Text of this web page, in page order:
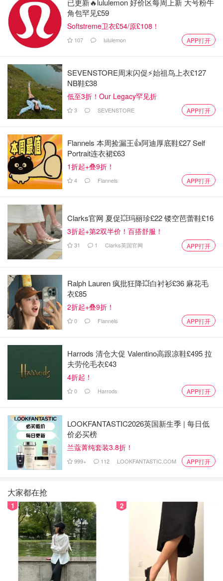
角包罕见£59
Softstreme卫衣£54/原£108！
107 lululemon APP打开
SEVENSTORE周末闪促⚡️始祖鸟上衣£127
NB鞋£38
低至3折！Our Legacy罕见折
3 SEVENSTORE APP打开
Flannels 本周捡漏王👍阿迪厚底鞋£27 Self
Portrait连衣裙£63
1折起+叠9折！
4 Flannels APP打开
Clarks官网 夏促💥玛丽珍£22 镂空芭蕾鞋£16
3折起+第2双半价！百搭舒服！
31 1 Clarks英国官网 APP打开
Ralph Lauren 疯批狂降💥白衬衫£36 麻花毛
衣£85
2折起+叠9折！
0 Flannels APP打开
Harrods 清仓大促 Valentino高跟凉鞋£495 拉
夫劳伦毛衣£43
4折起！
0 Harrods APP打开
LOOKFANTASTIC2026英国新生季 | 每日低
价必买榜
兰蔻菁纯套装3.8折！
999+ 112 LOOKFANTASTIC.COM APP打开
大家都在抢
1 2